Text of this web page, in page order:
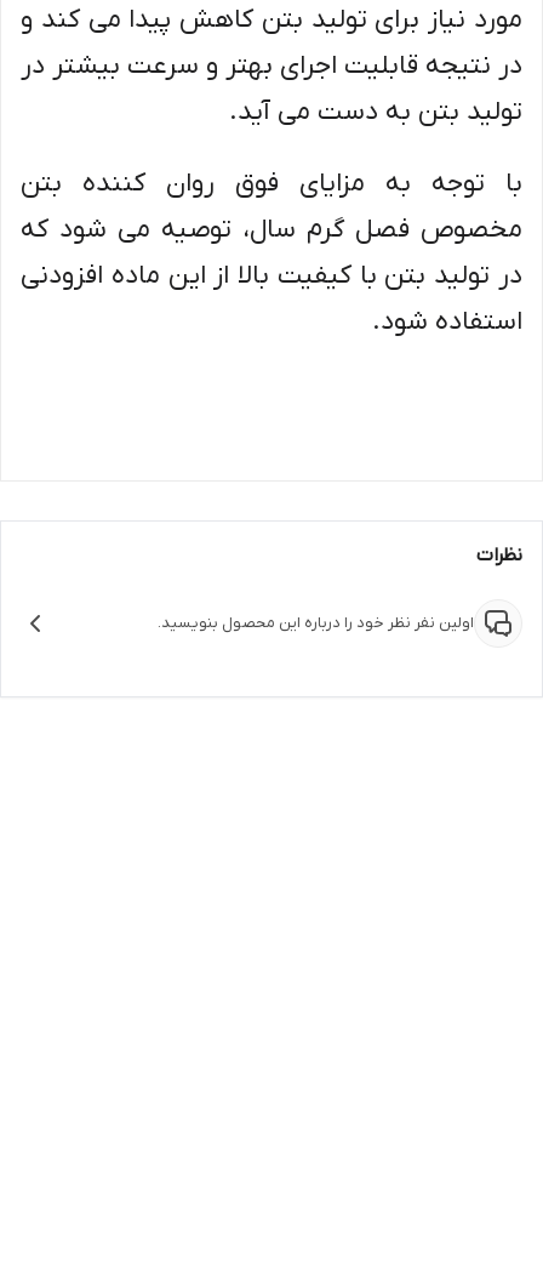
مورد نیاز برای تولید بتن کاهش پیدا می کند و
در نتیجه قابلیت اجرای بهتر و سرعت بیشتر در
تولید بتن به دست می آید.
با توجه به مزایای فوق روان کننده بتن
مخصوص فصل گرم سال، توصیه می شود که
در تولید بتن با کیفیت بالا از این ماده افزودنی
استفاده شود.
نظرات
اولین نفر نظر خود را درباره این محصول بنویسید.